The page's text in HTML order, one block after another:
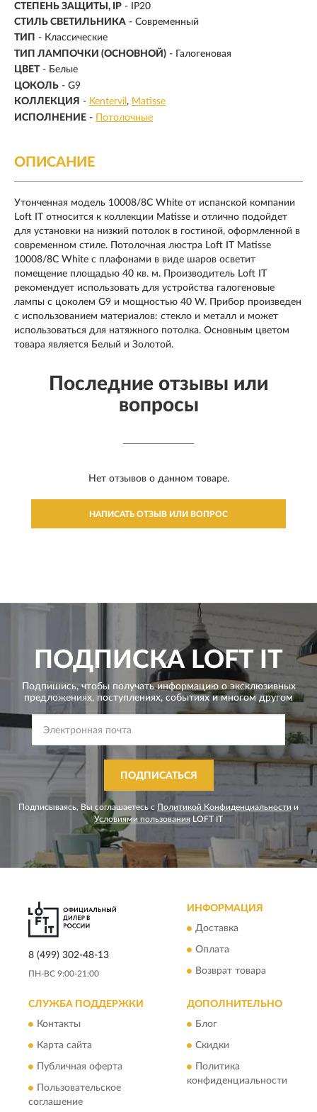
СТЕПЕНЬ ЗАЩИТЫ, IP - IP20
СТИЛЬ СВЕТИЛЬНИКА - Современный
ТИП - Классические
ТИП ЛАМПОЧКИ (ОСНОВНОЙ) - Галогеновая
ЦВЕТ - Белые
ЦОКОЛЬ - G9
КОЛЛЕКЦИЯ - Kentervil
Matisse
ИСПОЛНЕНИЕ - Потолочные
ОПИСАНИЕ
Утонченная модель 10008/8C White от испанской компании
Loft IT относится к коллекции Matisse и отлично подойдет
для установки на низкий потолок в гостиной, оформленной в
современном стиле. Потолочная люстра Loft IT Matisse
10008/8C White с плафонами в виде шаров осветит
помещение площадью 40 кв. м. Производитель Loft IT
рекомендует использовать для устройства галогеновые
лампы с цоколем G9 и мощностью 40 W. Прибор произведен
с использованием материалов: стекло и металл и может
использоваться для натяжного потолка. Основным цветом
товара является Белый и Золотой.
Последние отзывы или
вопросы
Нет отзывов о данном товаре.
НАПИСАТЬ ОТЗЫВ ИЛИ ВОПРОС
ПОДПИСКА LOFT IT
Подпишись, чтобы получать информацию о эксклюзивных
предложениях, поступлениях, событиях и многом другом
ПОДПИСАТЬСЯ
Подписываясь, Вы соглашаетесь с Политикой Конфиденциальности и
Условиями пользования LOFT IT
8 (499) 302-48-13
ПН-ВС 9:00-21:00
ИНФОРМАЦИЯ
Доставка
Оплата
Возврат товара
СЛУЖБА ПОДДЕРЖКИ
Контакты
Карта сайта
Публичная оферта
Пользовательское
соглашение
ДОПОЛНИТЕЛЬНО
Блог
Скидки
Политика
конфиденциальности